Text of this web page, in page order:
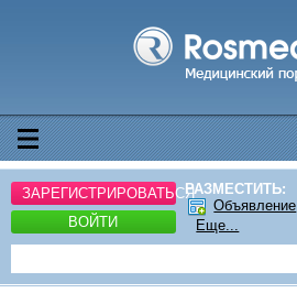
ЗАРЕГИСТРИРОВАТЬСЯ
ВОЙТИ
РАЗМЕСТИТЬ:
Объявление
Еще...